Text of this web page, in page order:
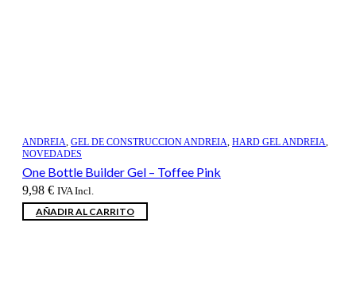
ANDREIA, GEL DE CONSTRUCCION ANDREIA, HARD GEL ANDREIA,
NOVEDADES
One Bottle Builder Gel – Toffee Pink
9,98 € IVA Incl.
AÑADIR AL CARRITO